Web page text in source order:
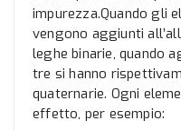
impurezza.Quando gli
vengono aggiunti
leghe binarie, quando
tre si hanno
quaternarie. Ogni
effetto, per esempio: